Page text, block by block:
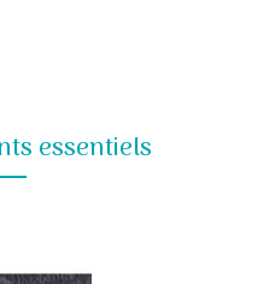
essentiels